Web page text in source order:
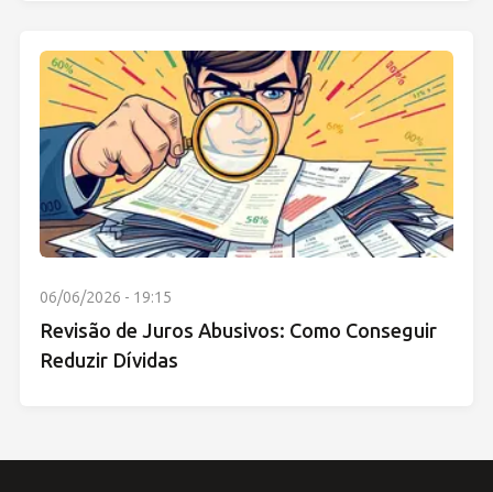
06/06/2026 - 19:15
Revisão de Juros Abusivos: Como Conseguir
Reduzir Dívidas